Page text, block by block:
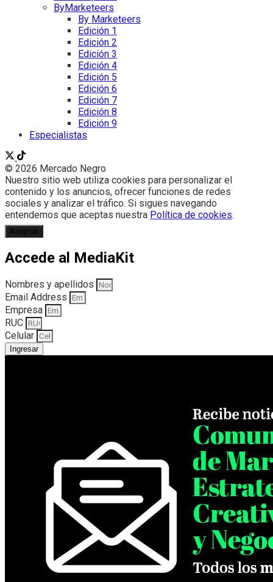
ByMarketeers
By Marketeers
Edición 1
Edición 2
Edición 3
Edición 4
Edición 5
Edición 6
Edición 7
Edición 8
Edición 9
Especialistas
© 2026 Mercado Negro
Nuestro sitio web utiliza cookies para personalizar el
contenido y los anuncios, ofrecer funciones de redes
sociales y analizar el tráfico. Si sigues navegando
entendemos que aceptas nuestra Política de cookies.
Aceptar
Accede al MediaKit
Nombres y apellidos
Email Address
Empresa
RUC
Celular
Ingresar